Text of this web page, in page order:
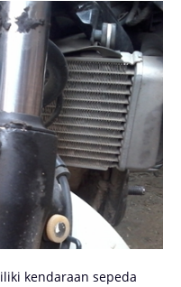
kendaraan ѕереdа